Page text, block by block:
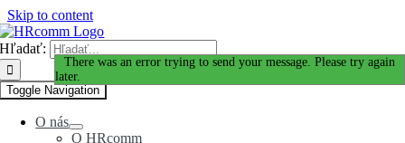
Skip to content
Hľadať:
Toggle Navigation
O nás
O HRcomm
Ďakujeme za Váš záujem!
There was an error trying to send your message. Please try again
later.